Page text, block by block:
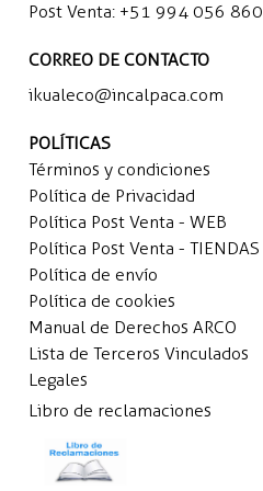
Post Venta: +51 994 056 860
CORREO DE CONTACTO
ikualeco@incalpaca.com
POLÍTICAS
Términos y condiciones
Política de Privacidad
Política Post Venta - WEB
Política Post Venta - TIENDAS
Política de envío
Política de cookies
Manual de Derechos ARCO
Lista de Terceros Vinculados
Legales
Libro de reclamaciones